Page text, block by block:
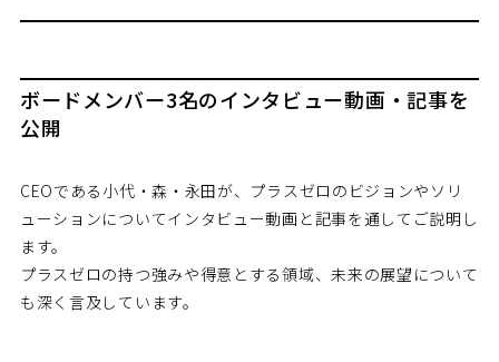
ボードメンバー3名のインタビュー動画・記事を
公開
CEOである小代・森・永田が、プラスゼロのビジョンやソリ
ューションについてインタビュー動画と記事を通してご説明し
ます。
プラスゼロの持つ強みや得意とする領域、未来の展望について
も深く言及しています。